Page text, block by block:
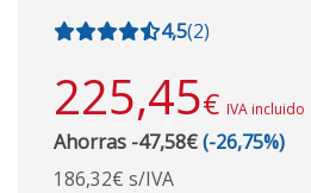
4,5(2)
225,45€ IVA incluido
Ahorras -47,58€(-26,75%)
186,32€ s/IVA